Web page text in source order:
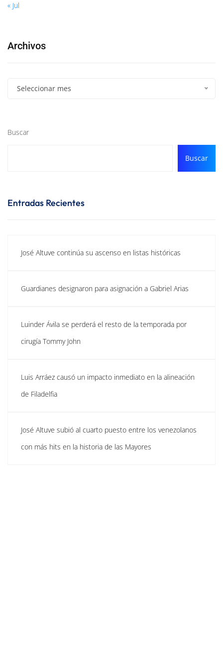
« Jul
Archivos
Seleccionar mes
Buscar
Buscar
Entradas Recientes
José Altuve continúa su ascenso en listas históricas
Guardianes designaron para asignación a Gabriel Arias
Luinder Ávila se perderá el resto de la temporada por
cirugía Tommy John
Luis Arráez causó un impacto inmediato en la alineación
de Filadelfia
José Altuve subió al cuarto puesto entre los venezolanos
con más hits en la historia de las Mayores